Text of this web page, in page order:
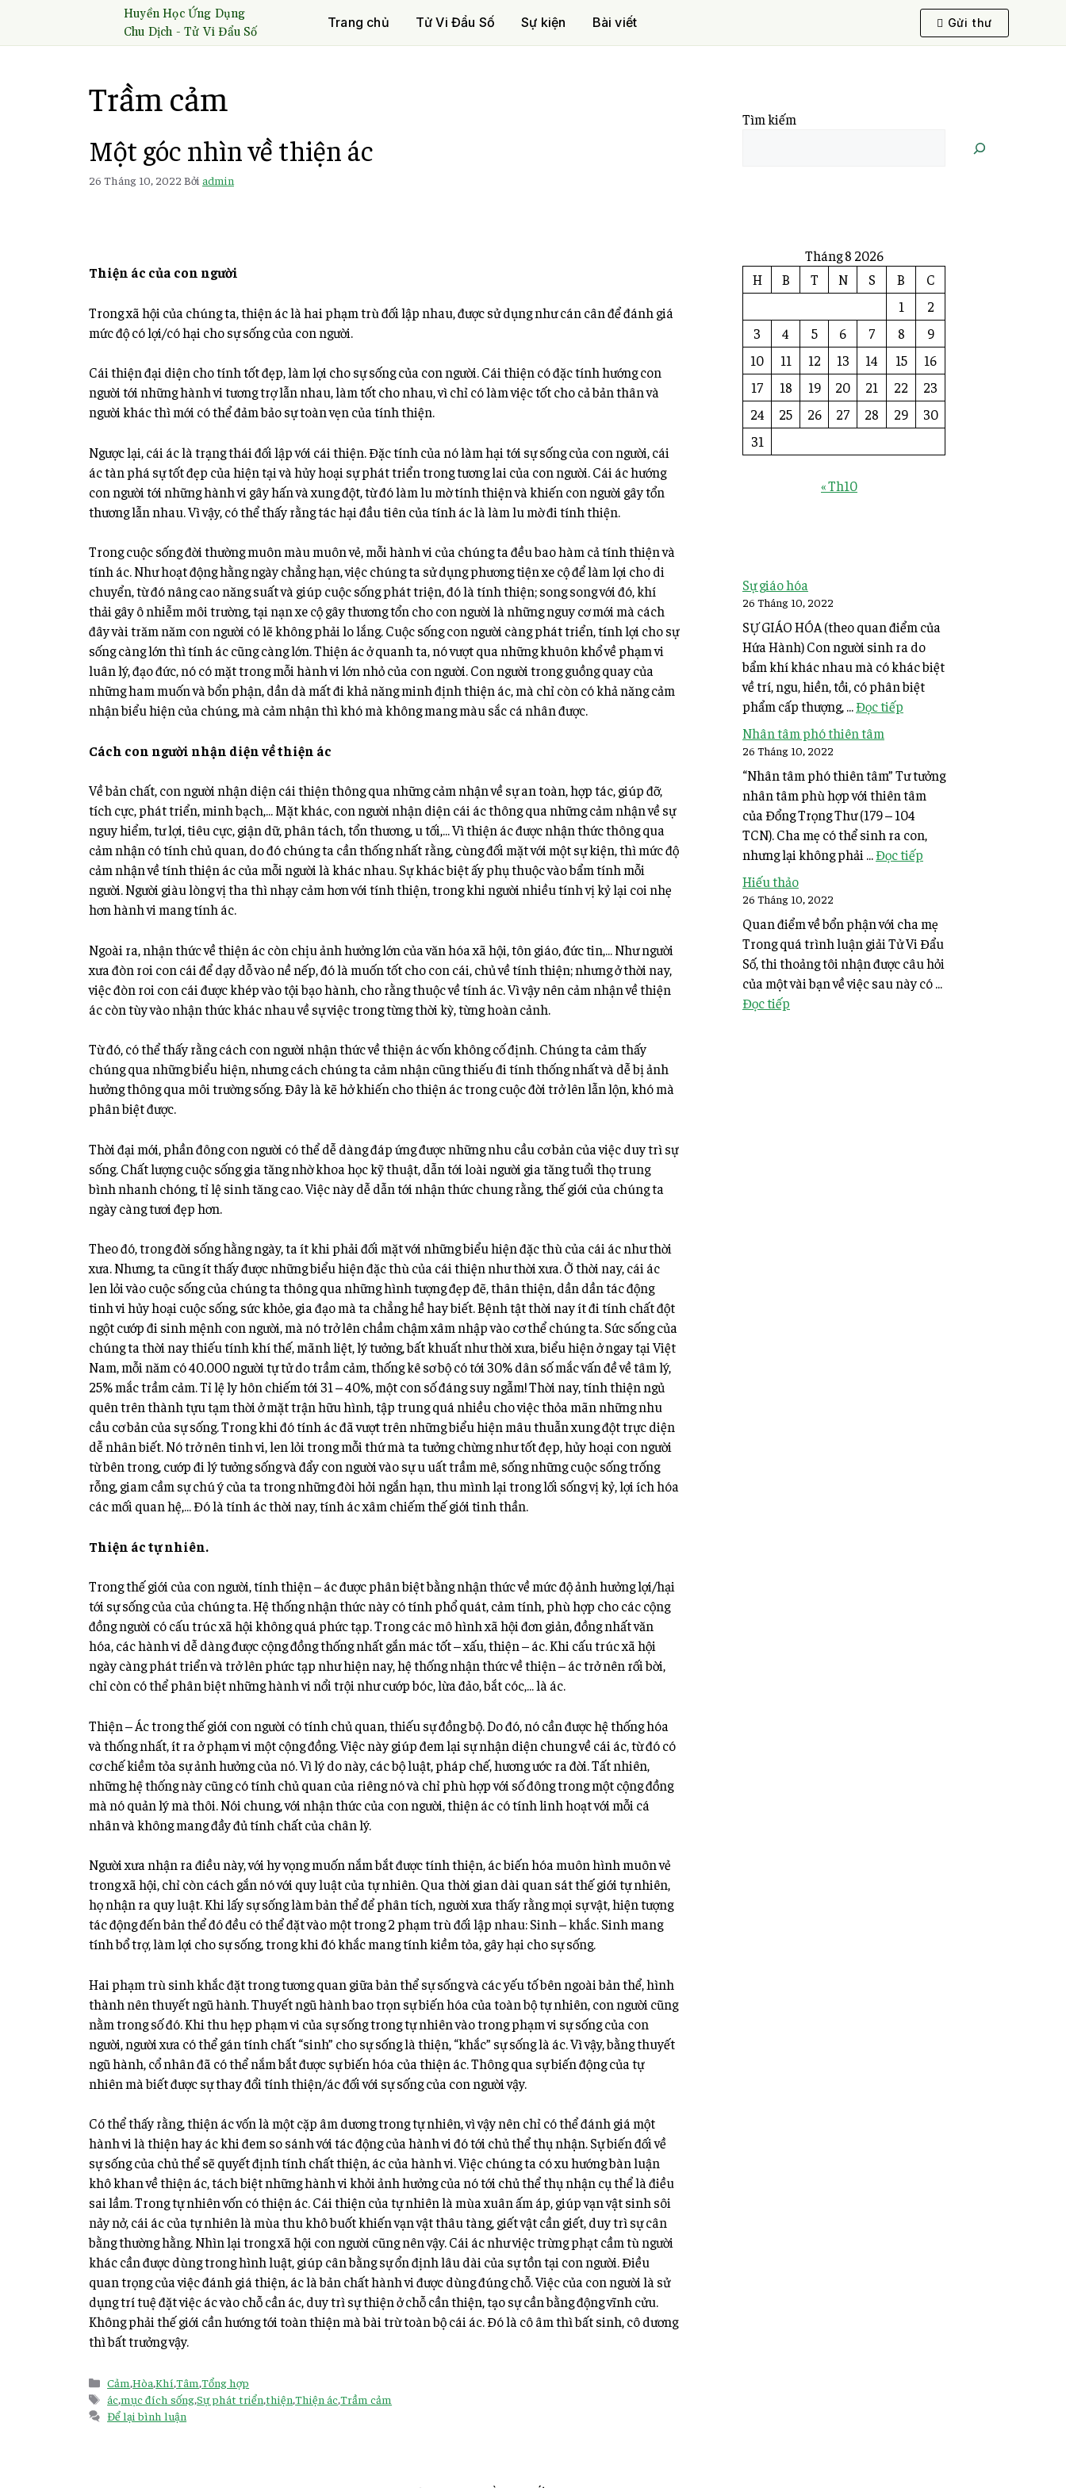
Huyền Học Ứng Dụng
Chu Dịch - Tử Vi Đẩu Số
Trang chủ Tử Vi Đẩu Số Sự kiện Bài viết Gửi thư
Trầm cảm
Một góc nhìn về thiện ác
26 Tháng 10, 2022 Bởi admin
Thiện ác của con người
Trong xã hội của chúng ta, thiện ác là hai phạm trù đối lập nhau, được sử dụng như cán cân để đánh giá
mức độ có lợi/có hại cho sự sống của con người.
Cái thiện đại diện cho tính tốt đẹp, làm lợi cho sự sống của con người. Cái thiện có đặc tính hướng con
người tới những hành vi tương trợ lẫn nhau, làm tốt cho nhau, vì chỉ có làm việc tốt cho cả bản thân và
người khác thì mới có thể đảm bảo sự toàn vẹn của tính thiện.
Ngược lại, cái ác là trạng thái đối lập với cái thiện. Đặc tính của nó làm hại tới sự sống của con người, cái
ác tàn phá sự tốt đẹp của hiện tại và hủy hoại sự phát triển trong tương lai của con người. Cái ác hướng
con người tới những hành vi gây hấn và xung đột, từ đó làm lu mờ tính thiện và khiến con người gây tổn
thương lẫn nhau. Vì vậy, có thể thấy rằng tác hại đầu tiên của tính ác là làm lu mờ đi tính thiện.
Trong cuộc sống đời thường muôn màu muôn vẻ, mỗi hành vi của chúng ta đều bao hàm cả tính thiện và
tính ác. Như hoạt động hằng ngày chẳng hạn, việc chúng ta sử dụng phương tiện xe cộ để làm lợi cho di
chuyển, từ đó nâng cao năng suất và giúp cuộc sống phát triện, đó là tính thiện; song song với đó, khí
thải gây ô nhiễm môi trường, tại nạn xe cộ gây thương tổn cho con người là những nguy cơ mới mà cách
đây vài trăm năm con người có lẽ không phải lo lắng. Cuộc sống con người càng phát triển, tính lợi cho sự
sống càng lớn thì tính ác cũng càng lớn. Thiện ác ở quanh ta, nó vượt qua những khuôn khổ về phạm vi
luân lý, đạo đức, nó có mặt trong mỗi hành vi lớn nhỏ của con người. Con người trong guồng quay của
những ham muốn và bổn phận, dần dà mất đi khả năng minh định thiện ác, mà chỉ còn có khả năng cảm
nhận biểu hiện của chúng, mà cảm nhận thì khó mà không mang màu sắc cá nhân được.
Cách con người nhận diện về thiện ác
Về bản chất, con người nhận diện cái thiện thông qua những cảm nhận về sự an toàn, hợp tác, giúp đỡ,
tích cực, phát triển, minh bạch,… Mặt khác, con người nhận diện cái ác thông qua những cảm nhận về sự
nguy hiểm, tư lợi, tiêu cực, giận dữ, phân tách, tổn thương, u tối,… Vì thiện ác được nhận thức thông qua
cảm nhận có tính chủ quan, do đó chúng ta cần thống nhất rằng, cùng đối mặt với một sự kiện, thì mứcđộ
cảm nhận về tính thiện ác của mỗi người là khác nhau. Sự khác biệt ấy phụ thuộc vào bẩm tính mỗi
người. Người giàu lòng vị tha thì nhạy cảm hơn với tính thiện, trong khi người nhiều tính vị kỷ lại coi nhẹ
hơn hành vi mang tính ác.
Ngoài ra, nhận thức về thiện ác còn chịu ảnh hưởng lớn của văn hóa xã hội, tôn giáo, đức tin,… Như người
xưa đòn roi con cái để dạy dỗ vào nề nếp, đó là muốn tốt cho con cái, chủ về tính thiện; nhưng ở thời nay,
việc đòn roi con cái được khép vào tội bạo hành, cho rằng thuộc về tính ác. Vì vậy nên cảm nhận về thiện
ác còn tùy vào nhận thức khác nhau về sự việc trong từng thời kỳ, từng hoàn cảnh.
Từ đó, có thể thấy rằng cách con người nhận thức về thiện ác vốn không cố định. Chúng ta cảm thấy
chúng qua những biểu hiện, nhưng cách chúng ta cảm nhận cũng thiếu đi tính thống nhất và dễ bị ảnh
hưởng thông qua môi trường sống. Đây là kẽ hở khiến cho thiện ác trong cuộc đời trở lên lẫn lộn, khó mà
phân biệt được.
Thời đại mới, phần đông con người có thể dễ dàng đáp ứng được những nhu cầu cơ bản của việc duy trì sự
sống. Chất lượng cuộc sống gia tăng nhờ khoa học kỹ thuật, dẫn tới loài người gia tăng tuổi thọ trung
bình nhanh chóng, tỉ lệ sinh tăng cao. Việc này dễ dẫn tới nhận thức chung rằng, thế giới của chúng ta
ngày càng tươi đẹp hơn.
Theo đó, trong đời sống hằng ngày, ta ít khi phải đối mặt với những biểu hiện đặc thù của cái ác như thời
xưa. Nhưng, ta cũng ít thấy được những biểu hiện đặc thù của cái thiện như thời xưa. Ở thời nay, cái ác
len lỏi vào cuộc sống của chúng ta thông qua những hình tượng đẹp đẽ, thân thiện, dần dần tác động
tinh vi hủy hoại cuộc sống, sức khỏe, gia đạo mà ta chẳng hề hay biết. Bệnh tật thời nay ít đi tính chất đột
ngột cướp đi sinh mệnh con người, mà nó trở lên chầm chậm xâm nhập vào cơ thể chúng ta. Sức sống của
chúng ta thời nay thiếu tính khí thế, mãnh liệt, lý tưởng, bất khuất như thời xưa, biểu hiện ở ngay tại Việt
Nam, mỗi năm có 40.000 người tự tử do trầm cảm, thống kê sơ bộ có tới 30% dân số mắc vấn đề về tâm lý,
25% mắc trầm cảm. Tỉ lệ ly hôn chiếm tới 31 – 40%, một con số đáng suy ngẫm! Thời nay, tính thiện ngủ
quên trên thành tựu tạm thời ở mặt trận hữu hình, tập trung quá nhiều cho việc thỏa mãn những nhu
cầu cơ bản của sự sống. Trong khi đó tính ác đã vượt trên những biểu hiện mâu thuẫn xung đột trực diện
dễ nhân biết. Nó trở nên tinh vi, len lỏi trong mỗi thứ mà ta tưởng chừng như tốt đẹp, hủy hoại con người
từ bên trong, cướp đi lý tưởng sống và đẩy con người vào sự u uất trầm mê, sống những cuộc sống trống
rỗng, giam cầm sự chú ý của ta trong những đòi hỏi ngắn hạn, thu mình lại trong lối sống vị kỷ, lợi ích hóa
các mối quan hệ,… Đó là tính ác thời nay, tính ác xâm chiếm thế giới tinh thần.
Thiện ác tự nhiên.
Trong thế giới của con người, tính thiện – ác được phân biệt bằng nhận thức về mức độ ảnh hưởng lợi/hại
tới sự sống của của chúng ta. Hệ thống nhận thức này có tính phổ quát, cảm tính, phù hợp cho các cộng
đồng người có cấu trúc xã hội không quá phức tạp. Trong các mô hình xã hội đơn giản, đồng nhất văn
hóa, các hành vi dễ dàng được cộng đồng thống nhất gắn mác tốt – xấu, thiện – ác. Khi cấu trúc xã hội
ngày càng phát triển vàtrở lên phức tạp như hiện nay, hệ thống nhận thức về thiện – ác trở nên rối bời,
chỉ còn có thể phân biệt những hành vi nổi trội như cướp bóc, lừa đảo, bắt cóc,… là ác.
Thiện – Ác trong thế giới con người có tính chủ quan, thiếu sự đồng bộ. Do đó, nó cần được hệ thống hóa
và thống nhất, ít ra ở phạm vi một cộng đồng. Việc này giúp đem lại sự nhận diện chung về cái ác, từ đó có
cơ chế kiềm tỏa sự ảnh hưởng của nó. Vì lý do này, các bộ luật, pháp chế, hương ước ra đời. Tất nhiên,
những hệ thống này cũng có tính chủ quan của riêng nó và chỉ phù hợp với số đông trong một cộng đồng
mà nó quản lý mà thôi. Nói chung, với nhận thức của con người, thiện ác có tính linh hoạt với mỗi cá
nhân và không mang đầy đủ tính chất của chân lý.
Người xưa nhận ra điều này, với hy vọng muốn nắm bắt được tính thiện, ác biến hóa muôn hình muôn vẻ
trong xã hội, chỉ còn cách gắn nó với quy luật của tự nhiên. Qua thời gian dài quan sát thế giới tự nhiên,
họ nhận ra quy luật. Khi lấy sự sống làm bản thể để phân tích, người xưa thấy rằng mọi sự vật, hiện tượng
tác động đến bản thể đó đều có thể đặt vào một trong 2 phạm trù đối lập nhau: Sinh – khắc. Sinh mang
tính bổ trợ, làm lợi cho sự sống, trong khi đó khắc mang tính kiềm tỏa, gây hại cho sự sống.
Hai phạm trù sinh khắc đặt trong tương quan giữa bản thể sự sống và các yếu tố bên ngoài bản thể, hình
thành nên thuyết ngũ hành. Thuyết ngũ hành bao trọn sự biến hóa của toàn bộ tự nhiên, con người cũng
nằm trong số đó. Khi thu hẹp phạm vi của sự sống trong tự nhiên vào trong phạm vi sự sống của con
người, người xưa có thể gán tính chất “sinh” cho sự sống là thiện, “khắc” sự sống là ác. Vì vậy, bằng thuyết
ngũ hành, cổ nhân đã có thể nắm bắt được sự biến hóa của thiện ác. Thông qua sự biến động của tự
nhiên mà biết được sự thay đổi tính thiện/ác đối với sự sống của con người vậy.
Có thể thấy rằng, thiện ác vốn là một cặp âm dương trong tự nhiên, vì vậy nên chỉ có thể đánh giá một
hành vi là thiện hay ác khi đem so sánh với tác động của hành vi đó tới chủ thể thụ nhận. Sự biến đối về
sự sống của chủ thể sẽ quyết định tính chất thiện, ác của hành vi. Việc chúng ta có xu hướng bàn luận
khô khan về thiện ác, tách biệt những hành vi khỏi ảnh hưởng của nó tới chủ thể thụ nhận cụ thể là điều
sai lầm. Trong tự nhiên vốn có thiện ác. Cái thiện của tự nhiên là mùa xuân ấm áp, giúp vạn vật sinh sôi
nảy nở, cái ác của tự nhiên là mùa thu khô buốt khiến vạn vật thâu tàng, giết vật cần giết, duy trì sự cân
bằng thường hằng. Nhìn lại trong xã hội con người cũng nên vậy. Cái ác như việc trừng phạt cầm tù người
khác cần được dùng trong hình luật, giúp cân bằng sự ổn định lâu dài của sự tồn tại con người. Điều
quan trọng của việc đánh giá thiện, ác là bản chất hành vi được dùng đúng chỗ. Việc của con người là sử
dụng trí tuệ đặt việc ác vào chỗ cần ác, duy trì sự thiện ở chỗ cần thiện, tạo sự cần bằng động vĩnh cửu.
Không phải thế giới cần hướng tới toàn thiện mà bài trừ toàn bộ cái ác. Đó là cô âm thì bất sinh, cô dương
thì bất trưởng vậy.
Cảm,Hòa,Khí,Tâm,Tổng hợp
ác,mục đích sống,Sự phát triển,thiện,Thiện ác,Trầm cảm
Để lại bình luận
Tìm kiếm
Tháng 8 2026
H
B T N S B
C
1
2
3
4 5 6 7 8
9
10
11 12 13 14 15
16
17
18 19 20 21 22
23
24
25 26 27 28 29
30
31
« Th10
Sự giáo hóa
26 Tháng 10, 2022
SỰ GIÁO HÓA (theo quan điểm của
Hứa Hành) Con người sinh ra do
bẩm khí khác nhau mà có khác biệt
về trí, ngu, hiền, tồi, có phân biệt
phẩm cấp thượng, ...Đọc tiếp
Nhân tâm phó thiên tâm
26 Tháng 10, 2022
“Nhân tâm phó thiên tâm” Tư tưởng
nhân tâm phù hợp với thiên tâm
của Đổng Trọng Thư (179 – 104
TCN). Cha mẹ có thể sinh ra con,
nhưng lại không phải ...Đọc tiếp
Hiếu thảo
26 Tháng 10, 2022
Quan điểm về bổn phận với cha mẹ
Trong quá trình luận giải Tử Vi Đẩu
Số, thi thoảng tôi nhận được câu hỏi
của một vài bạn về việc sau này có ...
Đọc tiếp